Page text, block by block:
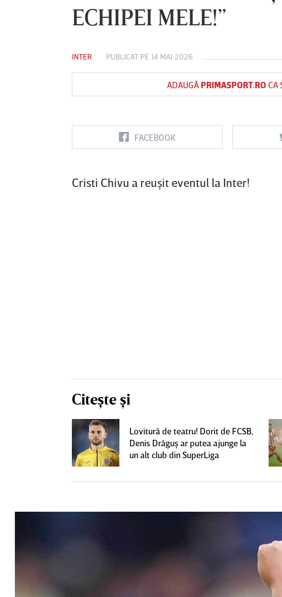
ECHIPEI MELE!”
INTER PUBLICAT PE 14 MAI 2026
ADAUGĂ PRIMASPORT.ROCA
FACEBOOK
Cristi Chivu a reuşit eventul la Inter!
Citește și
Lovitură de teatru! Dorit de FCSB,
Denis Drăguş ar putea ajunge la
un alt club din SuperLiga
FC Botoşani
Corvinul
Sepsi OSK Sf
Gheorghe
FCSB